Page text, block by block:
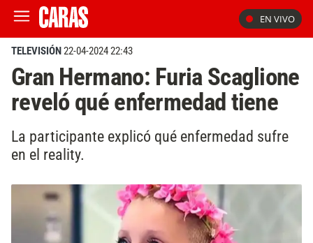
EN VIVO
TELEVISIÓN22-04-2024 22:43
Gran Hermano: Furia Scaglione
reveló qué enfermedad tiene
La participante explicó qué enfermedad sufre
en el reality.